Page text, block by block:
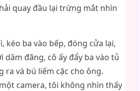
quay đầu lại trừng mắt nhìn
kéo ba vào bếp, đóng cửa lại,
dâm đãng, cô ấy đẩy ba vào tủ
ra và bú liếm cặc cho ông.
camera, tôi không nhìn thấy